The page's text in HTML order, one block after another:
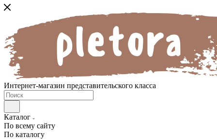
Интернет-магазин представительского класса
Каталог
По всему сайту
По каталогу